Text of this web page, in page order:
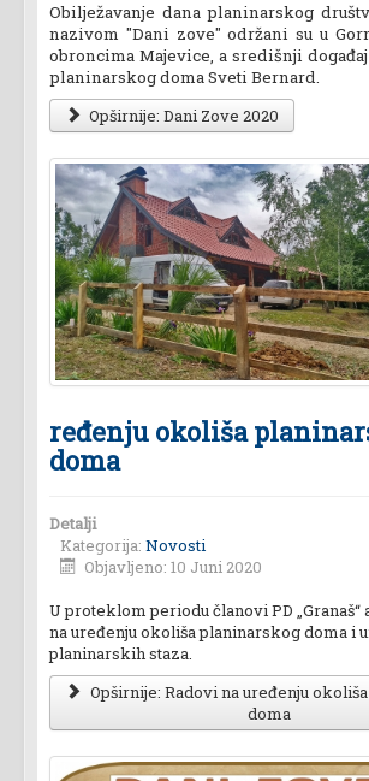
Obilježavanje dana planinarskog
nazivom "Dani zove" održani su u
obroncima Majevice, a središnji
planinarskog doma Sveti Bernard.
Opširnije: Dani Zove 2020
ređenju okoliša
doma
Detalji
Kategorija: Novosti
Objavljeno: 10 Juni 2020
U proteklom periodu članovi PD
na uređenju okoliša planinarskog doma i
planinarskih staza.
Opširnije: Radovi na uređenju
doma